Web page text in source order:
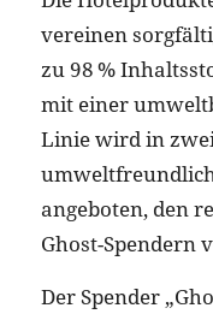
vereinen
zu 98 %
mit einer
Linie wird in
angeboten, den
Ghost-Spendern
Der Spender